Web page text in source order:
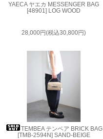
YAECA ヤエカ MESSENGER BAG
[48901] LOG WOOD
28,000円(税込30,800円)
TEMBEA テンベア BRICK BAG
[TMB-2594N] SAND-BEIGE